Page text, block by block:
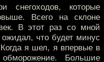
которые
Всего на склоне
В этот раз со мной
что будет минус
я шел, я впервые в
Большие